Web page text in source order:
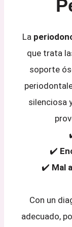
La
que trata
soporte
silenciosa
✔️
✔️ Mal
Con un
adecuado,